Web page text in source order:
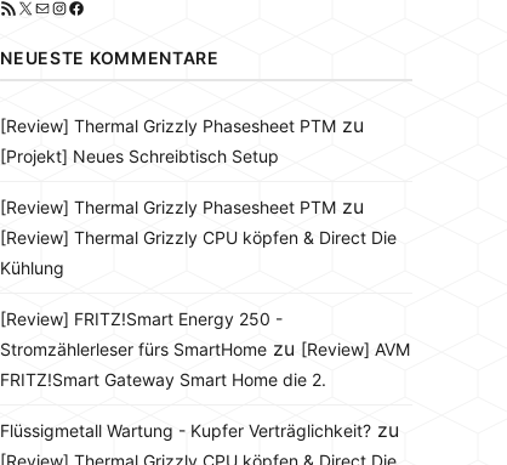
RSS-Feed
X E-MailInstagram
Facebook
NEUESTE KOMMENTARE
[Review] Thermal Grizzly Phasesheet PTM zu
[Projekt] Neues Schreibtisch Setup
[Review] Thermal Grizzly Phasesheet PTM zu
[Review] Thermal Grizzly CPU köpfen & Direct Die
Kühlung
[Review] FRITZ!Smart Energy 250 -
Stromzählerleser fürs SmartHome zu [Review] AVM
FRITZ!Smart Gateway Smart Home die 2.
Flüssigmetall Wartung - Kupfer Verträglichkeit? zu
[Review] Thermal Grizzly CPU köpfen & Direct Die